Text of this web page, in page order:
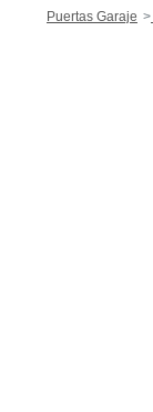
Puertas Garaje